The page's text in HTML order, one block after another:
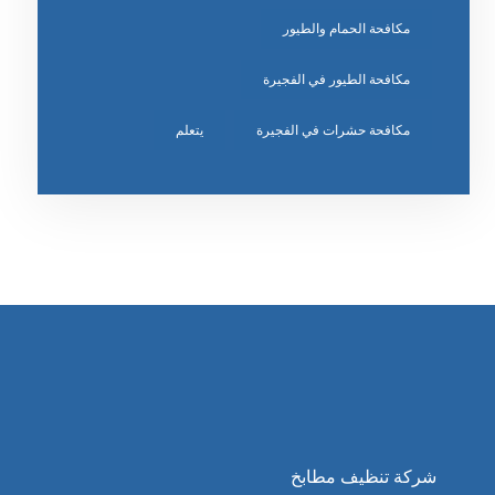
مكافحة الحمام والطيور
مكافحة الطيور في الفجيرة
مكافحة حشرات في الفجيرة يتعلم
شركة تنظيف مطابخ